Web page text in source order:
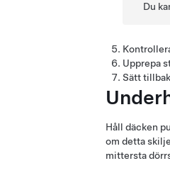
Du
Upprepa
Sätt
Håll däcken
om detta
mittersta